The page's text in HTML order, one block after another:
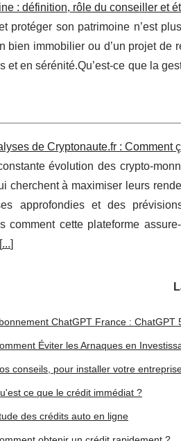
: définition, rôle du conseiller et
protéger son patrimoine n’est
bien immobilier ou d’un projet
et en sérénité.Qu’est-ce que la
de Cryptonaute.fr : Comment
évolution des crypto-
cherchent à maximiser leurs
approfondies et des
comment cette plateforme
...]
ChatGPT France :
Éviter les Arnaques en
conseils, pour installer votre
ce que le crédit immédiat ?
des crédits auto en ligne